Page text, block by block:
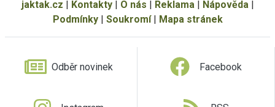
jaktak.cz | Kontakty| O nás | Reklama| Nápověda|
Podmínky| Soukromí| Mapa stránek
Odběr novinek Facebook